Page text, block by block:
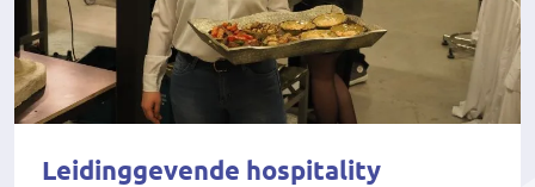
Leidinggevende hospitality